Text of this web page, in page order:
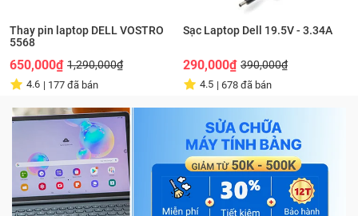
Thay pin laptop DELL VOSTRO
5568
650,000₫ 1,290,000₫
4.6 | 177 đã bán
Sạc Laptop Dell 19.5V - 3.34A
290,000₫ 390,000₫
4.5 | 678 đã bán